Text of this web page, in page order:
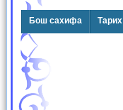
Бош сахифа Тарих